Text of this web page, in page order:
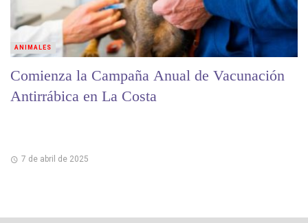
Comienza la Campaña Anual de Vacunación
Antirrábica en La Costa
7 de abril de 2025
ANIMALES